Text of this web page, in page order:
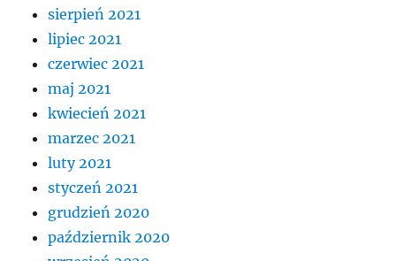
sierpień 2021
lipiec 2021
czerwiec 2021
maj 2021
kwiecień 2021
marzec 2021
luty 2021
styczeń 2021
grudzień 2020
październik 2020